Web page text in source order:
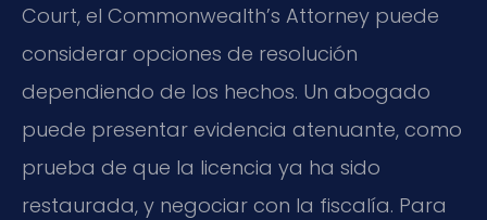
Court, el Commonwealth’s Attorney puede
considerar opciones de resolución
dependiendo de los hechos. Un abogado
puede presentar evidencia atenuante, como
prueba de que la licencia ya ha sido
restaurada, y negociar con la fiscalía. Para